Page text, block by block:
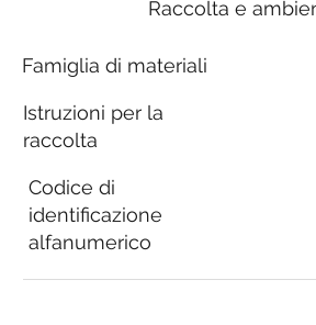
Raccolta e
Famiglia di materiali
Istruzioni per la
raccolta
Codice di
identificazione
alfanumerico